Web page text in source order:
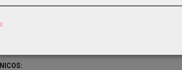
LINE + 2 MIC
SD/BT